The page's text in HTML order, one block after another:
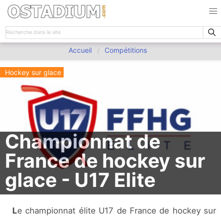
Accueil Compétitions
Hockey sur glace
Championnat de
France de hockey sur
glace - U17 Elite
Le championnat élite U17 de France de hockey sur